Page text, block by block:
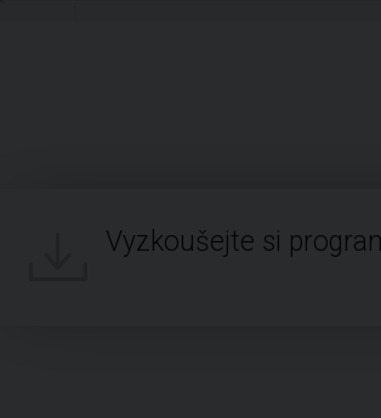
Vyzkoušejte si